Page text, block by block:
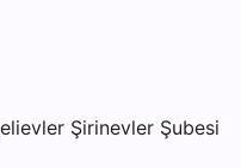
Şirinevler Şubesi